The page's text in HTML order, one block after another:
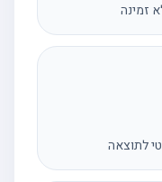
לתוצאה